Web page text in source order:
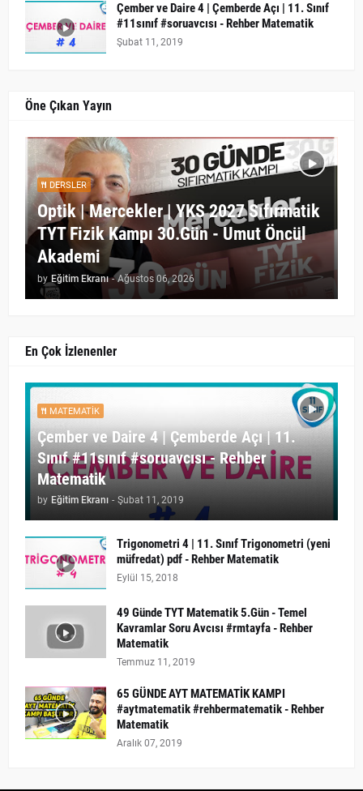
Çember ve Daire 4 | Çemberde Açı | 11. Sınıf
#11sınıf #soruavcısı - Rehber Matematik
Şubat 11, 2019
Öne Çıkan Yayın
DERSLER
Optik | Mercekler | YKS 2027 Sıfırmatik
TYT Fizik Kampı 30.Gün - Umut Öncül
Akademi
by Eğitim Ekranı - Ağustos 06, 2026
En Çok İzlenenler
MATEMATIK
Çember ve Daire 4 | Çemberde Açı | 11.
Sınıf #11sınıf #soruavcısı - Rehber
Matematik
by Eğitim Ekranı - Şubat 11, 2019
Trigonometri 4 | 11. Sınıf Trigonometri (yeni
müfredat) pdf - Rehber Matematik
Eylül 15, 2018
49 Günde TYT Matematik 5.Gün - Temel
Kavramlar Soru Avcısı #rmtayfa - Rehber
Matematik
Temmuz 11, 2019
65 GÜNDE AYT MATEMATİK KAMPI
#aytmatematik #rehbermatematik - Rehber
Matematik
Aralık 07, 2019